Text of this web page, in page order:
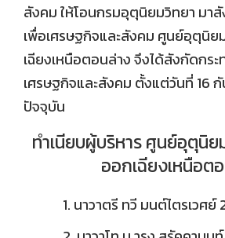
สังคม ให้โอนกรมอุตุนิยมวิทยา มา
เพื่อเศรษฐกิจและสังคม ศูนย์อุตุนิย
เฉียงเหนือตอนล่าง จึงได้สังกัดกร
เศรษฐกิจและสังคม ตั้งแต่วันที่ 16
ปัจจุบัน
ทำเนียบผู้บริหาร ศูนย์อุตุนิย
ออกเฉียงเหนือต
1. นาวาตรี ทวี มนต์ไตรเวศ